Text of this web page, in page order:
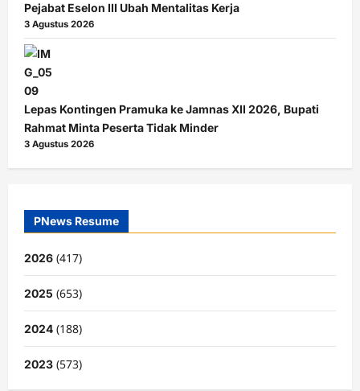
Pejabat Eselon III Ubah Mentalitas Kerja
3 Agustus 2026
Lepas Kontingen Pramuka ke Jamnas XII 2026, Bupati
Rahmat Minta Peserta Tidak Minder
3 Agustus 2026
PNews Resume
2026 (417)
2025 (653)
2024 (188)
2023 (573)